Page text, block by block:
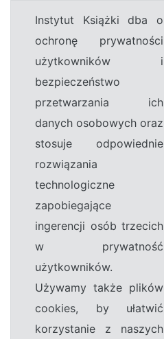
Instytut Książki dba o
ochronę prywatności
użytkowników i
bezpieczeństwo
przetwarzania ich
danych osobowych oraz
stosuje odpowiednie
rozwiązania
technologiczne
zapobiegające
ingerencji osób trzecich
w prywatność
użytkowników.
Używamy także plików
cookies, by ułatwić
korzystanie z naszych